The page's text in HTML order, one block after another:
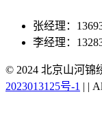
张经理：
李经理：
© 2024 北京山河锦
2023013125号-1 | |